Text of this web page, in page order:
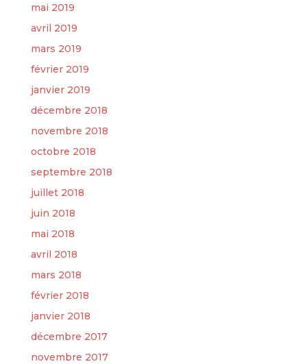
mai 2019
avril 2019
mars 2019
février 2019
janvier 2019
décembre 2018
novembre 2018
octobre 2018
septembre 2018
juillet 2018
juin 2018
mai 2018
avril 2018
mars 2018
février 2018
janvier 2018
décembre 2017
novembre 2017